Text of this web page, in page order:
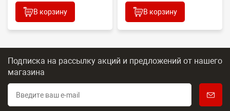
В корзину В корзину
Подписка на рассылку акций и предложений от нашего
магазина